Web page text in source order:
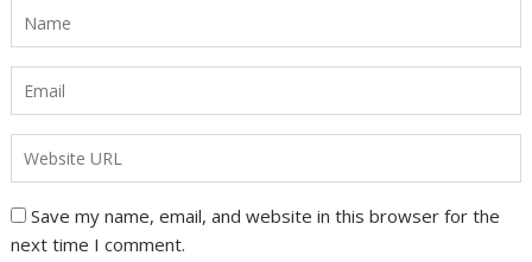
Save my name, email, and website in this browser for the
next time I comment.